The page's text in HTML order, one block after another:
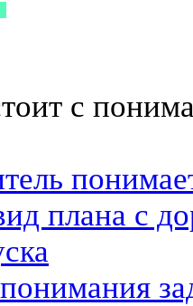
с
плана с